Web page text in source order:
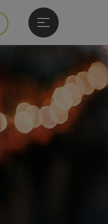
Hauptmenü öffnen